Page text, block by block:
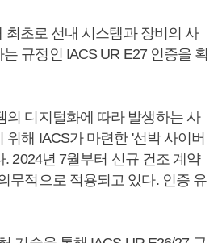
최초로 선내 시스템과 장비의 사
규정인 IACS UR E27 인증을 획
의 디지털화에 따라 발생하는 사
위해 IACS가 마련한 '선박 사이버
2024년 7월부터 신규 건조 계약
무적으로 적용되고 있다. 인증 유